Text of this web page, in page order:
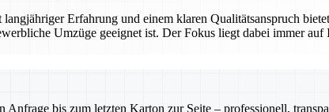
Erfahrung und einem klaren Qualitätsanspruch
Umzüge geeignet ist. Der Fokus liegt dabei immer
bis zum letzten Karton zur Seite – professionell,